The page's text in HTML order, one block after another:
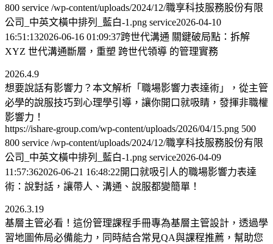
800 service /wp-content/uploads/2024/12/職享科技服務股份有限
公司_中英文橫中排列_藍白-1.png service2026-04-10
16:51:132026-06-16 01:09:37跨世代溝通 關鍵破局點：拆解
XYZ 世代溝通斷層，重塑 跨世代領導 的管理實務
2026.4.9
想要說話有影響力？本文解析「職場影響力表達術」，從主管
必學的說服技巧到心理學引導，讓你開口就吸睛，發揮非職權
影響力！
https://ishare-group.com/wp-content/uploads/2026/04/15.png 500
800 service /wp-content/uploads/2024/12/職享科技服務股份有限
公司_中英文橫中排列_藍白-1.png service2026-04-09
11:57:362026-06-21 16:48:22開口就吸引人的職場影響力表達
術：說對話，讓帶人、溝通、說服都變簡單！
2026.3.19
基層主管必看！這份管理課程手冊專為基層主管設計，透過學
習地圖佈局必備能力，同時結合常見QA與課程推薦，幫助您